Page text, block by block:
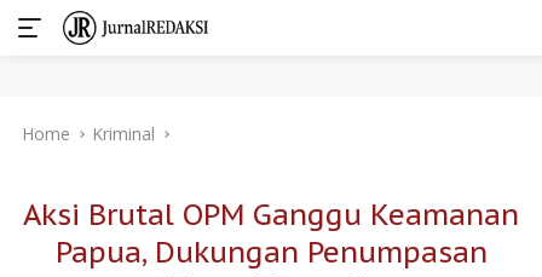
Home Kriminal
Aksi Brutal OPM Ganggu Keamanan
Papua, Dukungan Penumpasan